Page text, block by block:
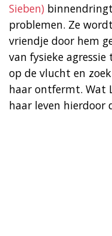
Sieben)
problemen. Ze
vriendje door hem
van fysieke
op de vlucht en
haar ontfermt. Wat
haar leven hierdoor